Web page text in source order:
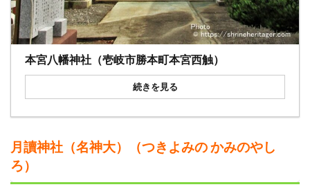
本宮八幡神社（壱岐市勝本町本宮西触）
続きを見る
月讀神社（名神大）（つきよみの かみのやし
ろ）